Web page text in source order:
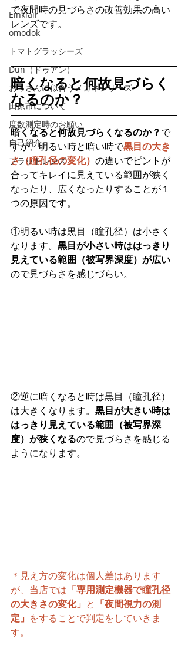
Einklair
omodok
トマトグラッシーズ
Dun（ドゥアン）
おっさんに似合うメガネシリーズ
田原市について
度数測定時のお願い
自己紹介
フラットレンズ
で夜間時の見づらさの改善効果の高い
レンズです。
暗くなると何故見づらく
なるのか？
暗くなると何故見づらくなるのか？で
すが、明るい時と暗い時で黒目の大き
さ（瞳孔径の変化） の違いでピントが
合ってキレイに見えている範囲が狭く
なったり、広くなったりすることが１
つの原因です。
①明るい時は黒目（瞳孔径）は小さく
なります。 黒目が小さい時ははっきり
見えている範囲（被写界深度）が広い
ので見づらさを感じづらい。
②逆に暗くなると時は黒目（瞳孔径）
は大きくなります。 黒目が大きい時は
はっきり見えている範囲（被写界深
度）が狭くなるので見づらさを感じる
ようになります。
＊見え方の変化は個人差はあります
が、当店では 「専用測定機器で瞳孔径
の大きさの変化」 と 「夜間視力の測
定」 をすることで判定をしていきま
す。